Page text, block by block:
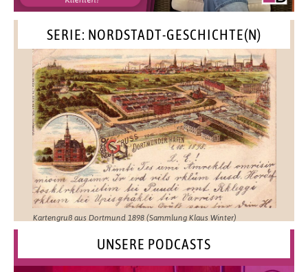
SERIE: NORDSTADT-GESCHICHTE(N)
Kartengruß aus Dortmund 1898 (Sammlung Klaus Winter)
UNSERE PODCASTS